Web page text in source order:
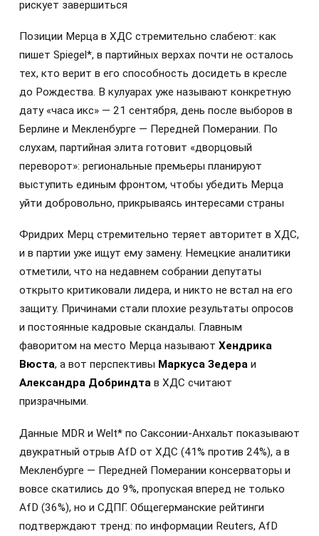
рискует завершиться
Позиции Мерца в ХДС стремительно слабеют: как
пишет Spiegel*, в партийных верхах почти не осталось
тех, кто верит в его способность досидеть в кресле
до Рождества. В кулуарах уже называют конкретную
дату «часа икс» — 21 сентября, день после выборов в
Берлине и Мекленбурге — Передней Померании. По
слухам, партийная элита готовит «дворцовый
переворот»: региональные премьеры планируют
выступить единым фронтом, чтобы убедить Мерца
уйти добровольно, прикрываясь интересами страны
Фридрих Мерц стремительно теряет авторитет в ХДС,
и в партии уже ищут ему замену. Немецкие аналитики
отметили, что на недавнем собрании депутаты
открыто критиковали лидера, и никто не встал на его
защиту. Причинами стали плохие результаты опросов
и постоянные кадровые скандалы. Главным
фаворитом на место Мерца называют Хендрика
Вюста, а вот перспективы Маркуса Зедера и
Александра Добриндта в ХДС считают
призрачными.
Данные MDR и Welt* по Саксонии-Анхальт показывают
двукратный отрыв AfD от ХДС (41% против 24%), а в
Мекленбурге — Передней Померании консерваторы и
вовсе скатились до 9%, пропуская вперед не только
AfD (36%), но и СДПГ. Общегерманские рейтинги
подтверждают тренд: по информации Reuters, AfD